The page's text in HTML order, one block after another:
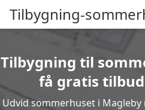
Tilbygning-
Tilbygning til
få gratis
Udvid sommerhuset i